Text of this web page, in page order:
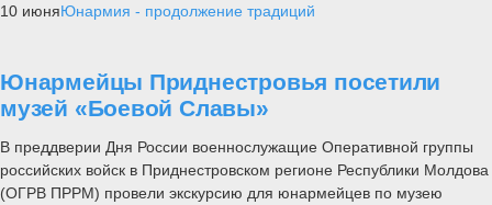
10 июняЮнармия - продолжение традиций
Юнармейцы Приднестровья посетили
музей «Боевой Славы»
В преддверии Дня России военнослужащие Оперативной группы
российских войск в Приднестровском регионе Республики Молдова
(ОГРВ ПРРМ) провели экскурсию для юнармейцев по музею